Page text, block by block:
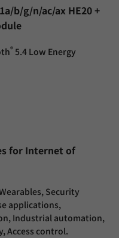
b/g/n/ac/ax HE20 +
® 5.4 Low Energy
for Internet of
Security
applications,
Industrial automation,
Access control.